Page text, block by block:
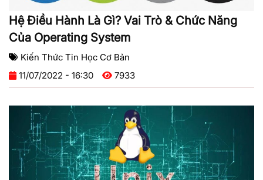
Hệ Điều Hành Là Gì? Vai Trò & Chức Năng
Của Operating System
Kiến Thức Tin Học Cơ Bản
11/07/2022 - 16:30
7933